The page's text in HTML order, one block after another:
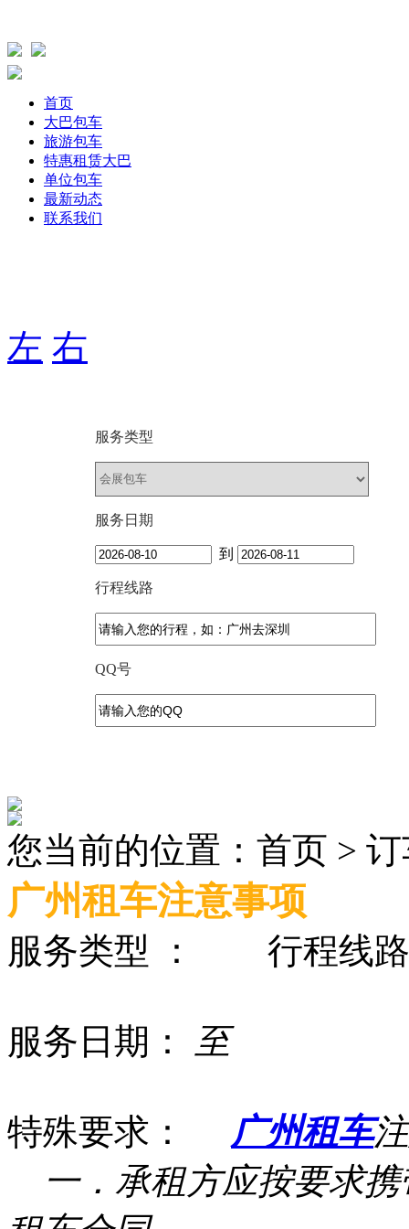
首页
大巴包车
旅游包车
特惠租赁大巴
单位包车
最新动态
联系我们
左 右
服务类型
服务日期
到
行程线路
QQ号
您当前的位置：首页 >
广州租车注意事项
服务类型 ： 行程线路
服务日期： 至
特殊要求： 广州租车
一．承租方应按要求携